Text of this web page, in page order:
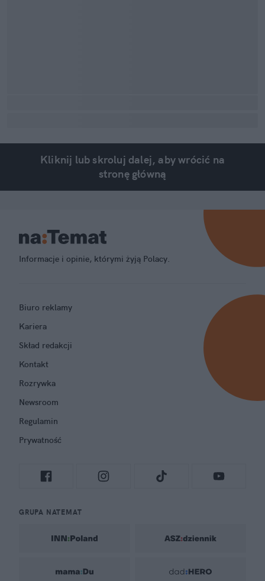
Kliknij lub skroluj dalej, aby wrócić na
stronę główną
Informacje i opinie, którymi żyją Polacy.
Biuro reklamy
Kariera
Skład redakcji
Kontakt
Rozrywka
Newsroom
Regulamin
Prywatność
GRUPA NATEMAT